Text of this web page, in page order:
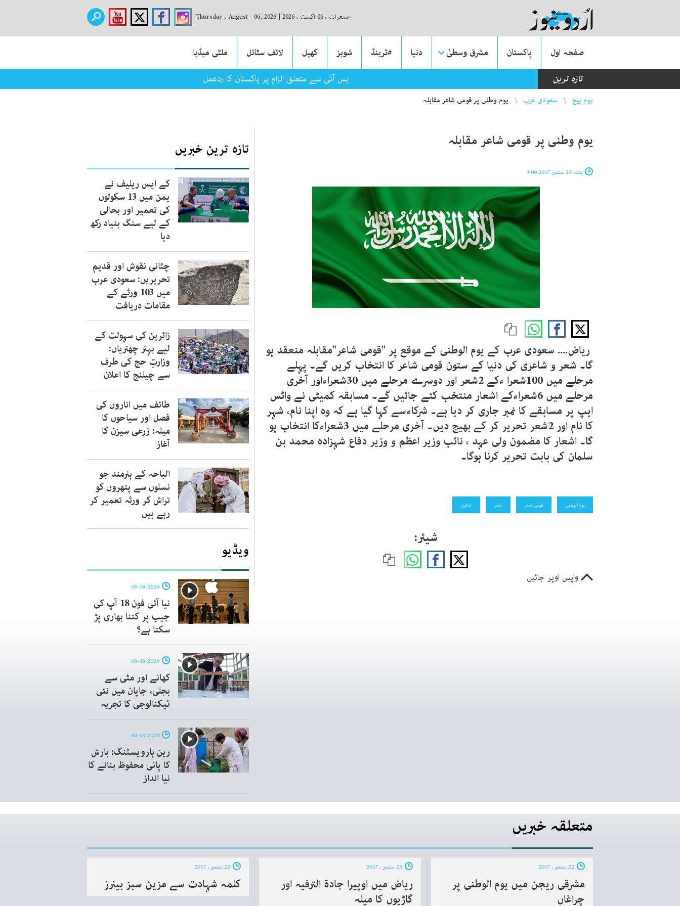
جمعرات ، 06 اگست ، 2026 |
Thursday , August 06, 2026
صفحہ اول پاکستان مشرق وسطیٰ دنیا #ٹرینڈ شوبز کھیل لائف سٹائل
ملٹی میڈیا
تازہ ترین
’انڈین وائرس کا اثر ہے‘، حسینہ واجد کے بیٹے کے آئی ایس آئی سے متعلق الزام پر پاکستان کا ردعمل
You are here
ہوم پیچ سعودی عرب یوم وطنی پر قومی شاعر مقابلہ
یوم وطنی پر قومی شاعر مقابلہ
ہفتہ 23 ستمبر 2017 3:00
ریاض.... سعودی عرب کے یوم الوطنی کے موقع پر "قومی شاعر"مقابلہ منعقد ہو
گا۔ شعر و شاعری کی دنیا کے ستون قومی شاعر کا انتخاب کریں گے۔ پہلے
مرحلے میں 100شعرا ءکے 2شعر اور دوسرے مرحلے میں 30شعراءاور آخری
مرحلے میں 6شعراءکے اشعار منتخب کئے جائیں گے۔ مسابقہ کمیٹی نے واٹس
ایپ پر مسابقے کا نمبر جاری کر دیا ہے۔ شرکاءسے کہا گیا ہے کہ وہ اپنا نام، شہر
کا نام اور 2شعر تحریر کر کے بھیج دیں۔ آخری مرحلے میں 3شعراءکا انتخاب ہو
گا۔ اشعار کا مضمون ولی عہد ، نائب وزیر اعظم و وزیر دفاع شہزادہ محمد بن
سلمان کی بابت تحریر کرنا ہوگا۔
یوم الوطنی قومی شاعر شعر شاعری
شیئر:
واپس اوپر جائیں
تازہ ترین خبریں
کے ایس ریلیف نے
یمن میں 13 سکولوں
کی تعمیر اور بحالی
کے لیے سنگ بنیاد رکھ
دیا
چٹانی نقوش اور قدیم
تحریریں: سعودی عرب
میں 103 ورثے کے
مقامات دریافت
زائرین کی سہولت کے
لیے بہتر چھتریاں:
وزارتِ حج کی طرف
سے چیلنج کا اعلان
طائف میں اناروں کی
فصل اور سیاحوں کا
میلہ: زرعی سیزن کا
آغاز
الباحہ کے ہنرمند جو
نسلوں سے پتھروں کو
تراش کر ورثہ تعمیر کر
رہے ہیں
ویڈیو
نیا آئی فون 18 آپ کی
جیب پر کتنا بھاری پڑ
سکتا ہے؟
کھانے اور مٹی سے
بجلی، جاپان میں نئی
ٹیکنالوجی کا تجربہ
رین ہارویسٹنگ: بارش
کا پانی محفوظ بنانے کا
نیا انداز
متعلقہ خبریں
مشرقی ریجن میں یوم الوطنی پر
چراغاں
ریاض میں اوپیرا جادة الترفیہ اور
گاڑیوں کا میلہ
کلمہ شہادت سے مزین سبز بینرز